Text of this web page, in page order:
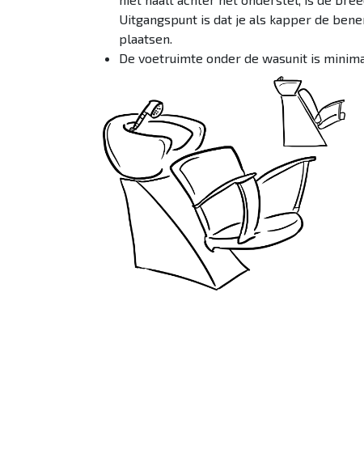
Uitgangspunt is dat je als kapper de
plaatsen.
De voetruimte onder de wasunit is